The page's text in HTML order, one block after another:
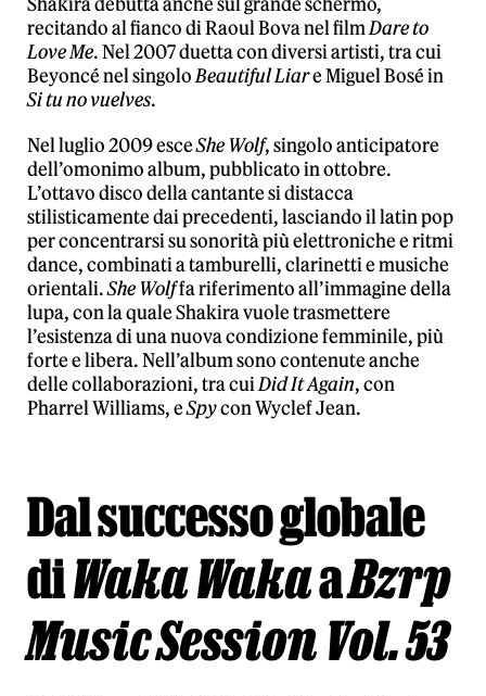
recitando al fianco di Raoul Bova nel filmDare to
Love Me. Nel 2007 duetta con diversi artisti, tra cui
Beyoncé nel singoloBeautiful Liare Miguel Bosé in
Si tu no vuelves.
Nel luglio 2009 esceShe Wolf, singolo anticipatore
dell’omonimo album, pubblicato in ottobre.
L’ottavo disco della cantante si distacca
stilisticamente dai precedenti, lasciando il latin pop
per concentrarsi su sonorità più elettroniche e ritmi
dance, combinati a tamburelli, clarinetti e musiche
orientali.She Wolffa riferimento all’immagine della
lupa, con la quale Shakira vuole trasmettere
l’esistenza di una nuova condizione femminile, più
forte e libera. Nell’album sono contenute anche
delle collaborazioni, tra cuiDid It Again, con
Pharrel Williams, eSpycon Wyclef Jean.
Dal successo globale
diWaka WakaaBzrp
Music Session Vol. 53